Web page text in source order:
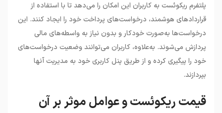
پلتفرم ریکوئست به کاربران این امکان را می‌دهد تا با استفاده از
قراردادهای هوشمند، درخواست‌های پرداخت خود را ایجاد کنند. این
درخواست‌ها به‌صورت خودکار و بدون نیاز به واسطه‌های مالی
پردازش می‌شوند. به‌علاوه، کاربران می‌توانند وضعیت درخواست‌های
خود را پیگیری کرده و از طریق پنل کاربری خود به مدیریت آنها
بپردازند.
قیمت ریکوئست و عوامل موثر بر آن